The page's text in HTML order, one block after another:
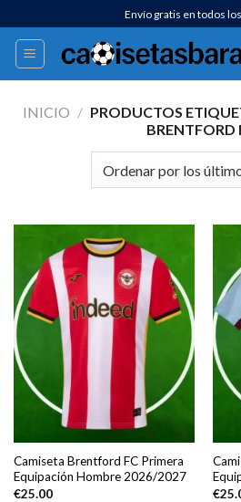
al
contenido
Envío gratis en todos
INICIO / PRODUCTOS
BRENTFORD
Camiseta Brentford FC Primera
Equipación Hombre 2026/2027
€25.00
€